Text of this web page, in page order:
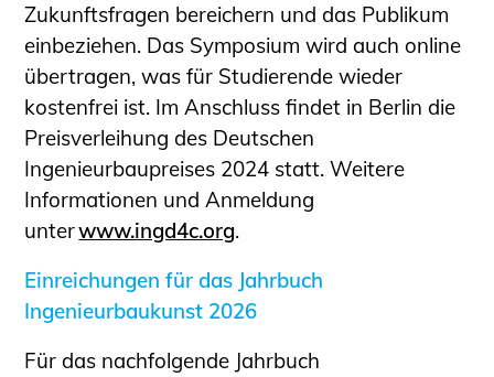
Zukunftsfragen bereichern und das Publikum
einbeziehen. Das Symposium wird auch online
übertragen, was für Studierende wieder
kostenfrei ist. Im Anschluss findet in Berlin die
Preisverleihung des Deutschen
Ingenieurbaupreises 2024 statt. Weitere
Informationen und Anmeldung
unterwww.ingd4c.org.
Einreichungen für das Jahrbuch
Ingenieurbaukunst 2026
Für das nachfolgende Jahrbuch